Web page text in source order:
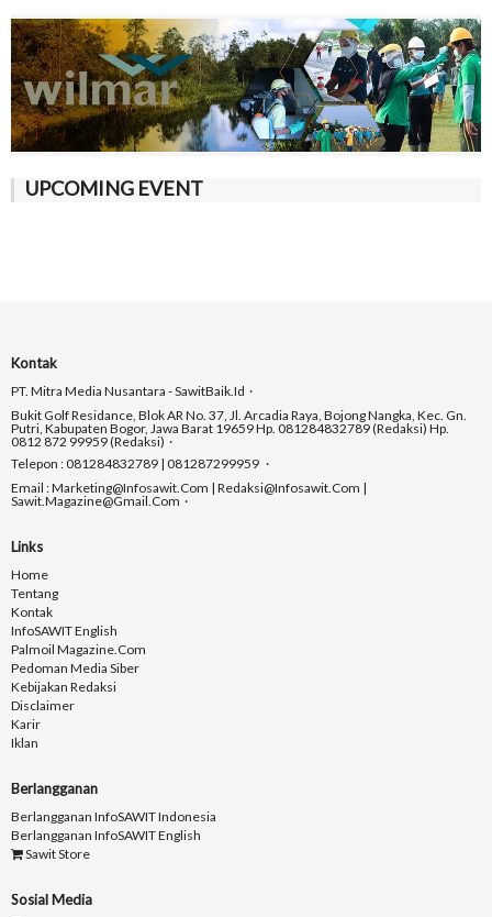
UPCOMING EVENT
Kontak
PT. Mitra Media Nusantara - SawitBaik.id
Bukit Golf Residance, Blok AR No. 37, Jl. Arcadia Raya, Bojong Nangka, Kec. Gn.
Putri, Kabupaten Bogor, Jawa Barat 19659 Hp. 081284832789 (Redaksi) Hp.
0812 872 99959 (Redaksi)
Telepon : 081284832789 | 081287299959
Email : Marketing@infosawit.com | Redaksi@infosawit.com |
Sawit.magazine@gmail.com
Links
Home
Tentang
Kontak
InfoSAWIT English
Palmoil Magazine.com
Pedoman Media Siber
Kebijakan Redaksi
Disclaimer
Karir
Iklan
Berlangganan
Berlangganan InfoSAWIT Indonesia
Berlangganan InfoSAWIT English
Sawit Store
Sosial Media